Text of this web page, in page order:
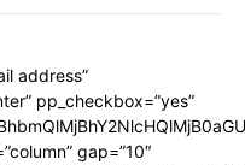
address”
pp_checkbox=”yes”
gap=”10″